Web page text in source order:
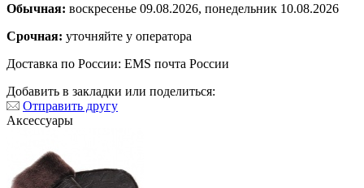
Обычная: воскресенье 09.08.2026, понедельник 10.08.2026
Срочная: уточняйте у оператора
Доставка по России: EMS почта России
Добавить в закладки или поделиться:
Отправить другу
Аксессуары